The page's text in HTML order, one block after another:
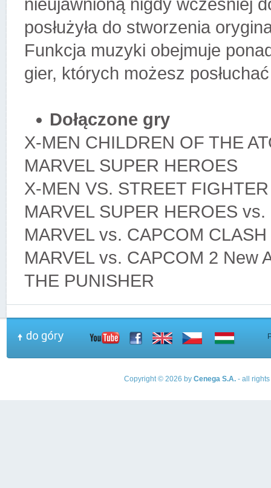
nieujawnioną nigdy wcześniej
posłużyła do stworzenia
Funkcja muzyki obejmuje
gier, których możesz
Dołączone gry
X-MEN CHILDREN OF THE
MARVEL SUPER HEROES
X-MEN VS. STREET FIGHTER
MARVEL SUPER HEROES
MARVEL vs. CAPCOM
MARVEL vs. CAPCOM 2 New
THE PUNISHER
Copyright © 2026 by Cenega S.A.- all rights